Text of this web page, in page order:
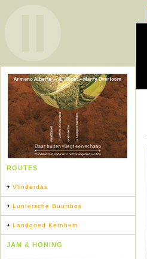
ROUTES
Vlinderdas
Luntersche Buurtbos
Landgoed Kernhem
JAM & HONING